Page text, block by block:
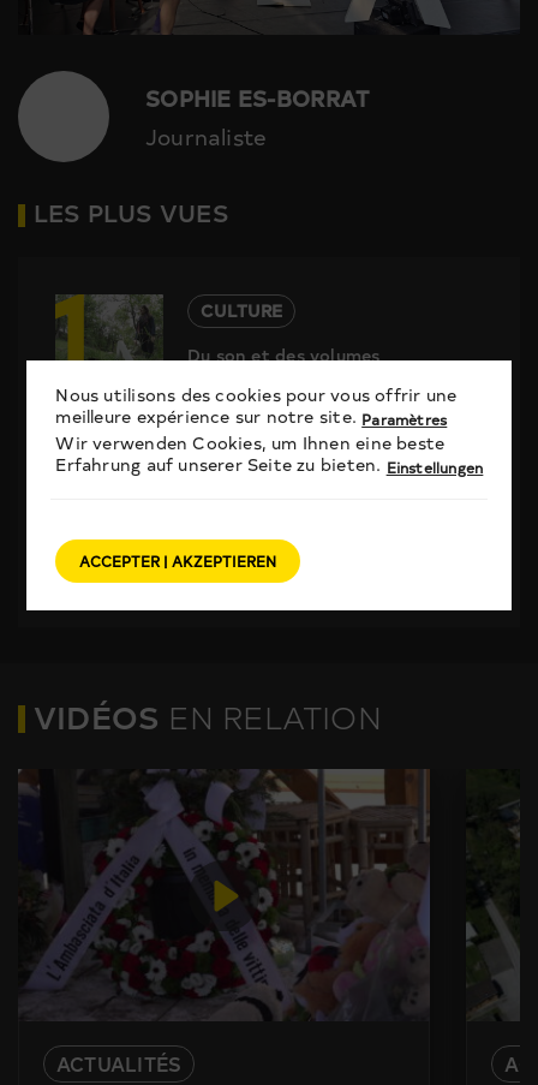
SOPHIE ES-BORRAT
Journaliste
LES PLUS VUES
1
CULTURE
Du son et des volumes
2
CULTURE
L’art dans la peau
3
ELAO: le cocktail artistique
VIDÉOS EN RELATION
ACTUALITÉS
Nous utilisons des cookies pour vous offrir une
meilleure expérience sur notre site. Paramètres
Wir verwenden Cookies, um Ihnen eine beste
Erfahrung auf unserer Seite zu bieten. Einstellungen
ACCEPTER | AKZEPTIEREN